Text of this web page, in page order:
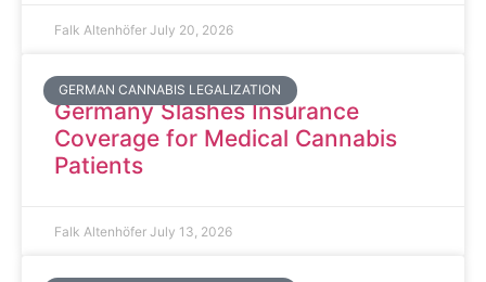
Falk Altenhöfer July 20, 2026
GERMAN CANNABIS LEGALIZATION
Germany Slashes Insurance
Coverage for Medical Cannabis
Patients
Falk Altenhöfer July 13, 2026